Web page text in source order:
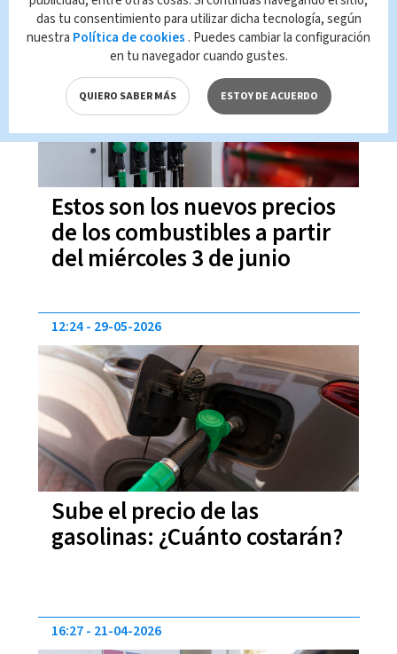
Estos son los nuevos precios
de los combustibles a partir
del miércoles 3 de junio
15:42 02-06-2026
Sube el precio de las
gasolinas: ¿Cuánto costarán?
12:24 29-05-2026
16:27 21-04-2026
das tu consentimiento para utilizar dicha tecnología, según
nuestra Política de cookies . Puedes cambiar la configuración
en tu navegador cuando gustes.
QUIERO SABER MÁS ESTOY DE ACUERDO